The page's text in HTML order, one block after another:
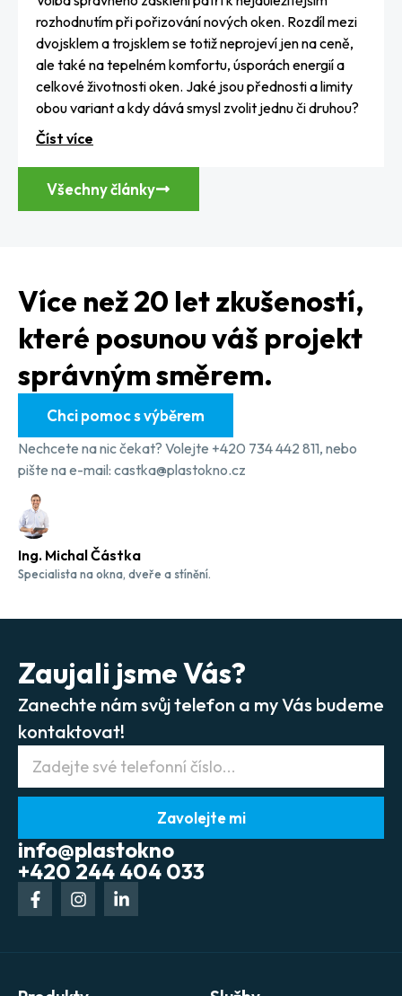
rozhodnutím při pořizování nových oken. Rozdíl mezi
dvojsklem a trojsklem se totiž neprojeví jen na ceně,
ale také na tepelném komfortu, úsporách energií a
celkové životnosti oken. Jaké jsou přednosti a limity
obou variant a kdy dává smysl zvolit jednu či druhou?
Číst více
Všechny články
Více než 20 let zkušeností,
které posunou váš projekt
správným směrem.
Chci pomoc s výběrem
Nechcete na nic čekat? Volejte +420 734 442 811, nebo
pište na e-mail: castka@plastokno.cz
Ing. Michal Částka
Specialista na okna, dveře a stínění.
Zaujali jsme Vás?
Zanechte nám svůj telefon a my Vás budeme
kontaktovat!
Zavolejte mi
info@plastokno
+420 244 404 033